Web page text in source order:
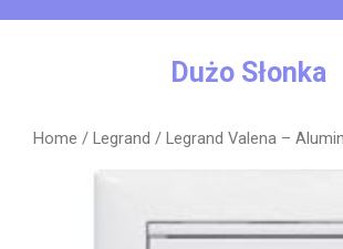
Dużo Słonka
Home / Legrand / Legrand Valena –